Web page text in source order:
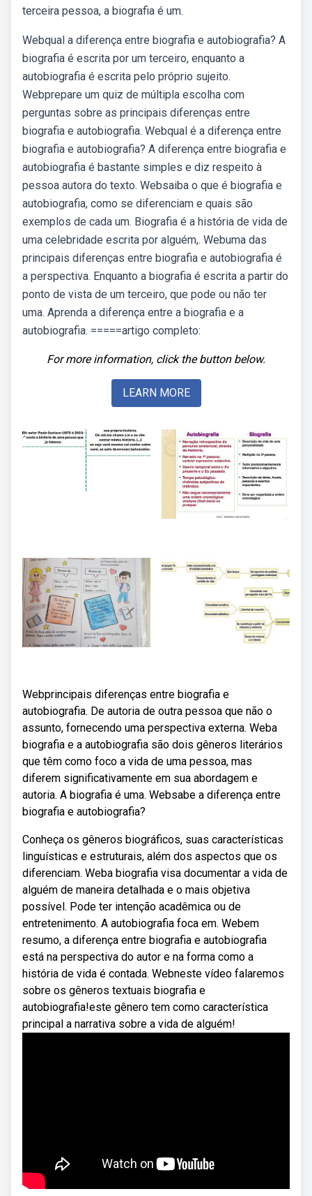
terceira pessoa, a biografia é um.
Webqual a diferença entre biografia e autobiografia? A
biografia é escrita por um terceiro, enquanto a
autobiografia é escrita pelo próprio sujeito.
Webprepare um quiz de múltipla escolha com
perguntas sobre as principais diferenças entre
biografia e autobiografia. Webqual é a diferença entre
biografia e autobiografia? A diferença entre biografia e
autobiografia é bastante simples e diz respeito à
pessoa autora do texto. Websaiba o que é biografia e
autobiografia, como se diferenciam e quais são
exemplos de cada um. Biografia é a história de vida de
uma celebridade escrita por alguém,. Webuma das
principais diferenças entre biografia e autobiografia é
a perspectiva. Enquanto a biografia é escrita a partir do
ponto de vista de um terceiro, que pode ou não ter
uma. Aprenda a diferença entre a biografia e a
autobiografia. =====artigo completo:
For more information, click the button below.
LEARN MORE
Webprincipais diferenças entre biografia e
autobiografia. De autoria de outra pessoa que não o
assunto, fornecendo uma perspectiva externa. Weba
biografia e a autobiografia são dois gêneros literários
que têm como foco a vida de uma pessoa, mas
diferem significativamente em sua abordagem e
autoria. A biografia é uma. Websabe a diferença entre
biografia e autobiografia?
Conheça os gêneros biográficos, suas características
linguísticas e estruturais, além dos aspectos que os
diferenciam. Weba biografia visa documentar a vida de
alguém de maneira detalhada e o mais objetiva
possível. Pode ter intenção acadêmica ou de
entretenimento. A autobiografia foca em. Webem
resumo, a diferença entre biografia e autobiografia
está na perspectiva do autor e na forma como a
história de vida é contada. Webneste vídeo falaremos
sobre os gêneros textuais biografia e
autobiografia!este gênero tem como característica
principal a narrativa sobre a vida de alguém!